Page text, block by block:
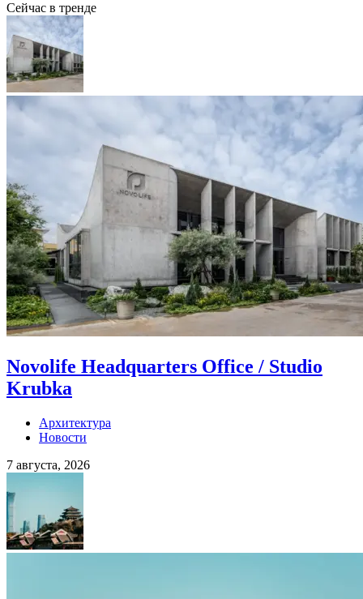
Сейчас в тренде
Novolife Headquarters Office / Studio
Krubka
Архитектура
Новости
7 августа, 2026